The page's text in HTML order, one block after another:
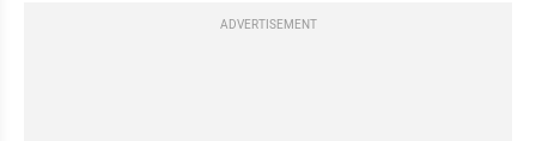
ADVERTISEMENT